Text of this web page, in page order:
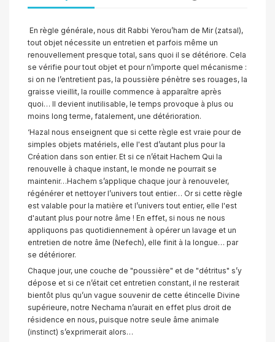
En règle générale, nous dit Rabbi Yerou’ham de Mir (zatsal),
tout objet nécessite un entretien et parfois même un
renouvellement presque total, sans quoi il se détériore. Cela
se vérifie pour tout objet et pour n’importe quel mécanisme :
si on ne l’entretient pas, la poussière pénètre ses rouages, la
graisse vieillit, la rouille commence à apparaître après
quoi… Il devient inutilisable, le temps provoque à plus ou
moins long terme, fatalement, une détérioration.
‘Hazal nous enseignent que si cette règle est vraie pour de
simples objets matériels, elle l'est d’autant plus pour la
Création dans son entier. Et si ce n’était Hachem Qui la
renouvelle à chaque instant, le monde ne pourrait se
maintenir…Hachem s’applique chaque jour à renouveler,
régénérer et nettoyer l’univers tout entier… Or si cette règle
est valable pour la matière et l’univers tout entier, elle l'est
d'autant plus pour notre âme ! En effet, si nous ne nous
appliquons pas quotidiennement à opérer un lavage et un
entretien de notre âme (Nefech), elle finit à la longue… par
se détériorer.
Chaque jour, une couche de "poussière" et de "détritus" s’y
dépose et si ce n’était cet entretien constant, il ne resterait
bientôt plus qu’un vague souvenir de cette étincelle Divine
supérieure, notre Nechama n’aurait en effet plus droit de
résidence en nous, puisque notre seule âme animale
(instinct) s’exprimerait alors…